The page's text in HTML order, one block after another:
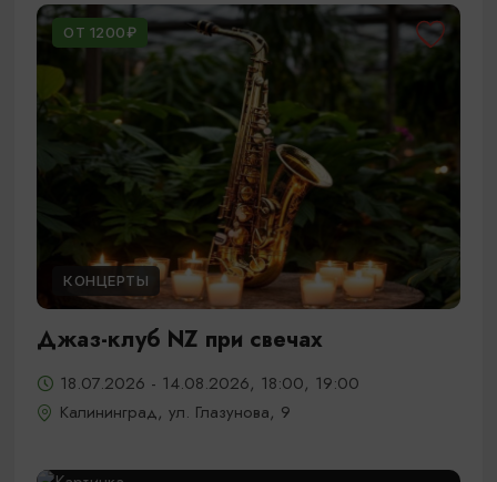
ОТ 1200₽
КОНЦЕРТЫ
Джаз-клуб NZ при свечах
18.07.2026 - 14.08.2026, 18:00, 19:00
Калининград, ул. Глазунова, 9